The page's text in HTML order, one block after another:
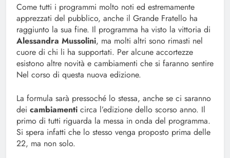
Come tutti i programmi molto noti ed estremamente
apprezzati del pubblico, anche il Grande Fratello ha
raggiunto la sua fine. Il programma ha visto la vittoria di
Alessandra Mussolini, ma molti altri sono rimasti nel
cuore di chi li ha supportati. Per alcune accortezze
esistono altre novità e cambiamenti che si faranno sentire
Nel corso di questa nuova edizione.
La formula sarà pressoché lo stessa, anche se ci saranno
dei cambiamenti circa l’edizione dello scorso anno. Il
primo di tutti riguarda la messa in onda del programma.
Si spera infatti che lo stesso venga proposto prima delle
22, ma non solo.